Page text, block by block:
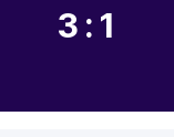
3:1